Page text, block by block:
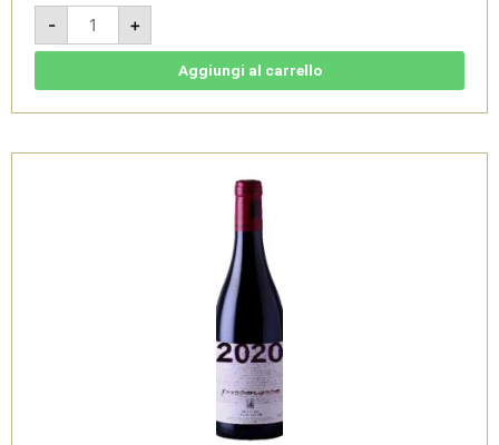
-
Franchetti
2011
-
Terre
Passopisciaro
+
Aggiungi al carrello